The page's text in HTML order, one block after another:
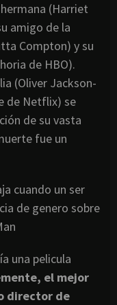
(Harriet
amigo de la
Compton) y su
de HBO).
(Oliver Jackson-
de Netflix) se
de su vasta
fue un
cuando un ser
de genero sobre
una pelicula
el mejor
director de